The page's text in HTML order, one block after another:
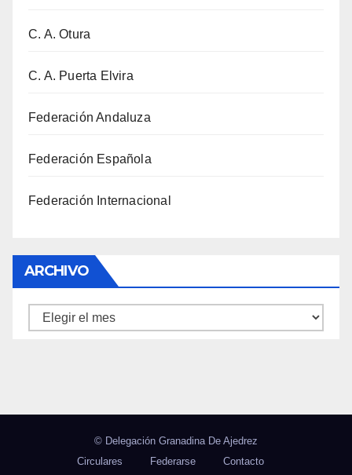
C. A. Otura
C. A. Puerta Elvira
Federación Andaluza
Federación Española
Federación Internacional
ARCHIVO
Archivo
© Delegación Granadina De Ajedrez
Circulares
Federarse Contacto